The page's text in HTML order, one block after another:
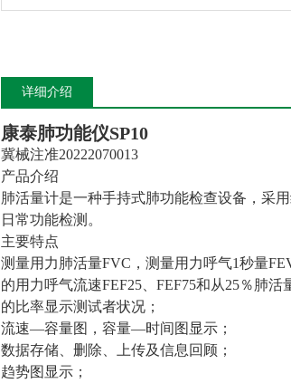
详细介绍
康泰肺功能仪SP10
冀械注准20222070013
产品介绍
肺活量计是一种手持式肺功能检查设备，采
日常功能检测。
主要特点
测量用力肺活量FVC，测量用力呼气1秒量
的用力呼气流速FEF25、FEF75和从25％肺
的比率显示测试者状况；
流速—容量图，容量—时间图显示；
数据存储、删除、上传及信息回顾；
趋势图显示；